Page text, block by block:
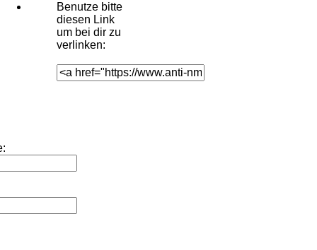
Benutze bitte
diesen Link
um bei dir zu
verlinken: